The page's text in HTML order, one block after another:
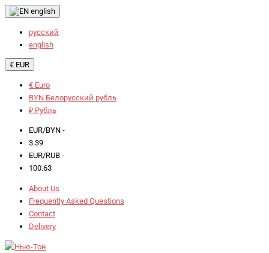
english
русский
english
€ EUR
€ Euro
BYN Белорусский рубль
₽ Рубль
EUR/BYN -
3.39
EUR/RUB -
100.63
About Us
Frequently Asked Questions
Contact
Delivery